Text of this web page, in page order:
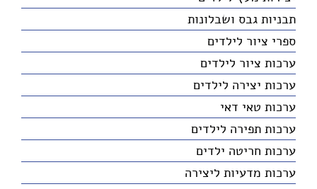
תבניות גבס ושבלונות
ספרי ציור לילדים
ערכות ציור לילדים
ערכות יצירה לילדים
ערכות טאי דאי
ערכות תפירה לילדים
ערכות חריטה ילדים
ערכות מדעיות ליצירה